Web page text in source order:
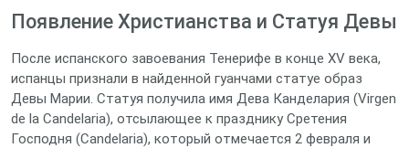
Появление Христианства и Статуя Девы
После испанского завоевания Тенерифе в конце XV века,
испанцы признали в найденной гуанчами статуе образ
Девы Марии. Статуя получила имя Дева Канделария (Virgen
de la Candelaria), отсылающее к празднику Сретения
Господня (Candelaria), который отмечается 2 февраля и